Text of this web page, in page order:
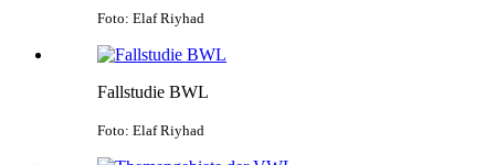
Foto: Elaf Riyhad
Fallstudie BWL
Foto: Elaf Riyhad